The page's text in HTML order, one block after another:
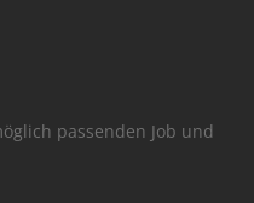
passenden Job und